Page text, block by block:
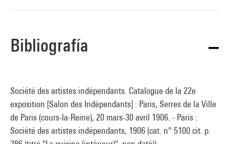
Bibliografía
Société des artistes indépendants. Catalogue de la 22e
exposition [Salon des Indépendants] : Paris, Serres de la Ville
de Paris (cours-la-Reine), 20 mars-30 avril 1906. - Paris :
Société des artistes indépendants, 1906 (cat. n° 5100 cit. p.